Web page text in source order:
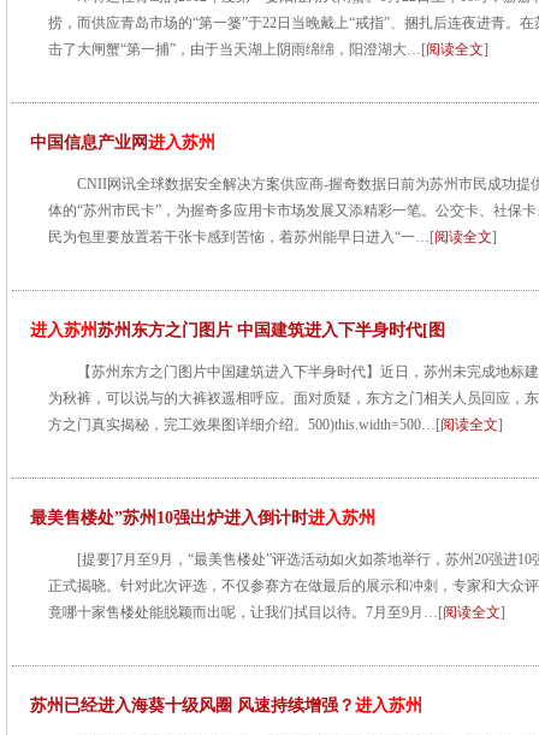
捞，而供应青岛市场的“第一篓”于22日当晚戴上“戒指”、捆扎后连夜进青。
击了大闸蟹“第一捕”，由于当天湖上阴雨绵绵，阳澄湖大…[阅读全文]
中国信息产业网进入苏州
CNII网讯全球数据安全解决方案供应商-握奇数据日前为苏州市民成功提
体的“苏州市民卡”，为握奇多应用卡市场发展又添精彩一笔。公交卡、社
民为包里要放置若干张卡感到苦恼，着苏州能早日进入“一…[阅读全文]
进入苏州苏州东方之门图片 中国建筑进入下半身时代[图
【苏州东方之门图片中国建筑进入下半身时代】近日，苏州未完成地标
为秋裤，可以说与的大裤衩遥相呼应。面对质疑，东方之门相关人员回应，
方之门真实揭秘，完工效果图详细介绍。500)this.width=500…[阅读全文]
最美售楼处”苏州10强出炉进入倒计时进入苏州
[提要]7月至9月，“最美售楼处”评选活动如火如荼地举行，苏州20强进
正式揭晓。针对此次评选，不仅参赛方在做最后的展示和冲刺，专家和大众
竟哪十家售楼处能脱颖而出呢，让我们拭目以待。7月至9月…[阅读全文]
苏州已经进入海葵十级风圈 风速持续增强？ 进入苏州